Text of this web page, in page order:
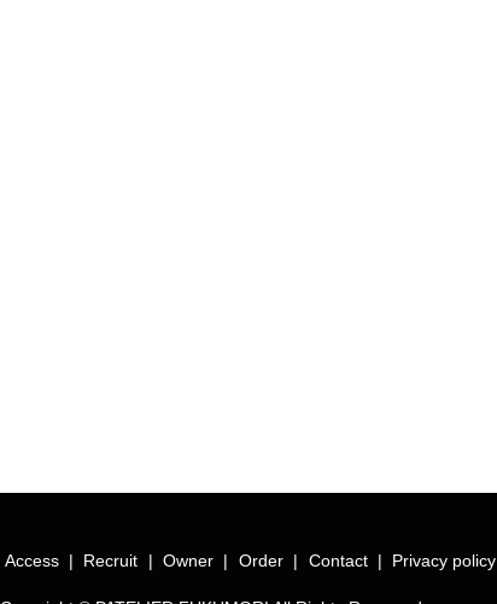
Access Recruit Owner Order Contact Privacy policy